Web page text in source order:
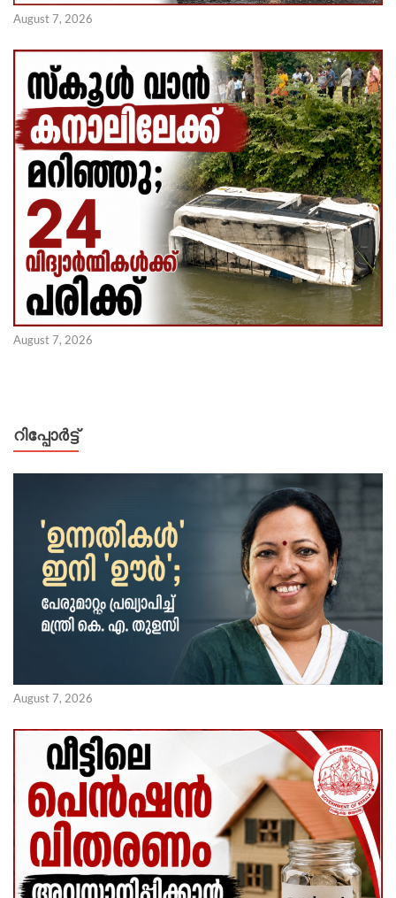
August 7, 2026
August 7, 2026
റിപ്പോര്‍ട്ട്
August 7, 2026